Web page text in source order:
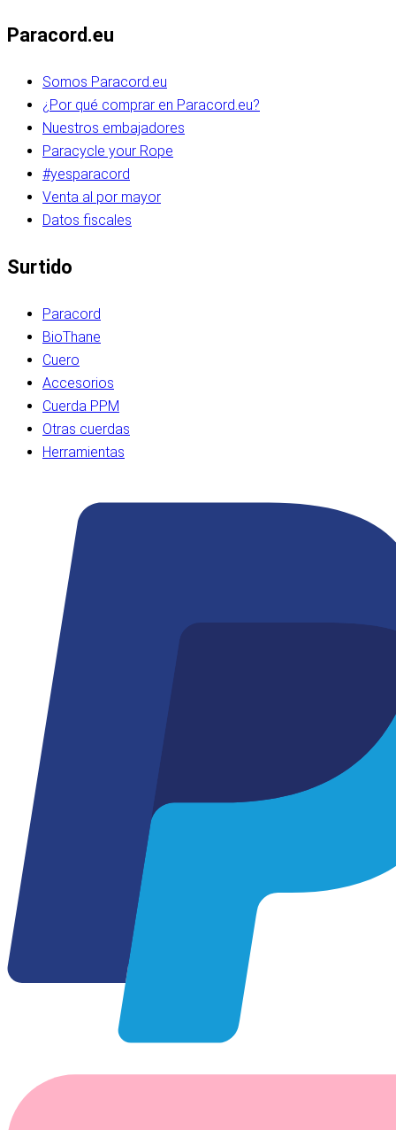
Paracord.eu
Somos Paracord.eu
¿Por qué comprar en Paracord.eu?
Nuestros embajadores
Paracycle your Rope
#yesparacord
Venta al por mayor
Datos fiscales
Surtido
Paracord
BioThane
Cuero
Accesorios
Cuerda PPM
Otras cuerdas
Herramientas